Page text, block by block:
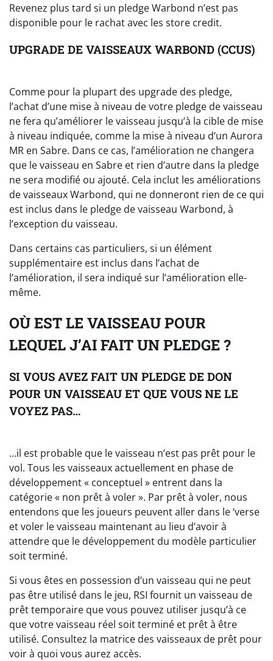
Revenez plus tard si un pledge Warbond n’est pas
disponible pour le rachat avec les store credit.
UPGRADE DE VAISSEAUX WARBOND (CCUS)
Comme pour la plupart des upgrade des pledge,
l’achat d’une mise à niveau de votre pledge de vaisseau
ne fera qu’améliorer le vaisseau jusqu’à la cible de mise
à niveau indiquée, comme la mise à niveau d’un Aurora
MR en Sabre. Dans ce cas, l’amélioration ne changera
que le vaisseau en Sabre et rien d’autre dans la pledge
ne sera modifié ou ajouté. Cela inclut les améliorations
de vaisseaux Warbond, qui ne donneront rien de ce qui
est inclus dans le pledge de vaisseau Warbond, à
l’exception du vaisseau.
Dans certains cas particuliers, si un élément
supplémentaire est inclus dans l’achat de
l’amélioration, il sera indiqué sur l’amélioration elle-
même.
OÙ EST LE VAISSEAU POUR
LEQUEL J’AI FAIT UN PLEDGE ?
SI VOUS AVEZ FAIT UN PLEDGE DE DON
POUR UN VAISSEAU ET QUE VOUS NE LE
VOYEZ PAS…
…il est probable que le vaisseau n’est pas prêt pour le
vol. Tous les vaisseaux actuellement en phase de
développement « conceptuel » entrent dans la
catégorie « non prêt à voler ». Par prêt à voler, nous
entendons que les joueurs peuvent aller dans le ‘verse
et voler le vaisseau maintenant au lieu d’avoir à
attendre que le développement du modèle particulier
soit terminé.
Si vous êtes en possession d’un vaisseau qui ne peut
pas être utilisé dans le jeu, RSI fournit un vaisseau de
prêt temporaire que vous pouvez utiliser jusqu’à ce
que votre vaisseau réel soit terminé et prêt à être
utilisé. Consultez la matrice des vaisseaux de prêt pour
voir à quoi vous aurez accès.